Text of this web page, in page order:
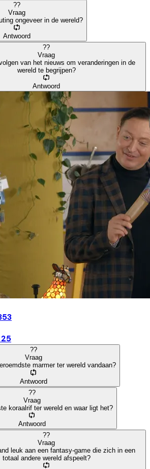
??
Vraag
ongeveer in de wereld?
Antwoord
??
Vraag
van het nieuws om veranderingen in de
wereld te begrijpen?
Antwoord
??
Vraag
marmer ter wereld vandaan?
Antwoord
??
Vraag
koraalrif ter wereld en waar ligt het?
Antwoord
??
Vraag
leuk aan een fantasy-game die zich in een
totaal andere wereld afspeelt?